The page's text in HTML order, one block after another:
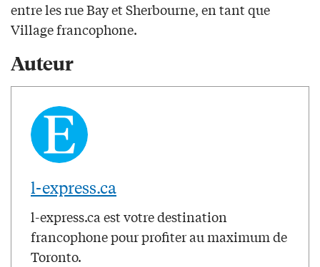
entre les rue Bay et Sherbourne, en tant que
Village francophone.
Auteur
l-express.ca
l-express.ca est votre destination
francophone pour profiter au maximum de
Toronto.